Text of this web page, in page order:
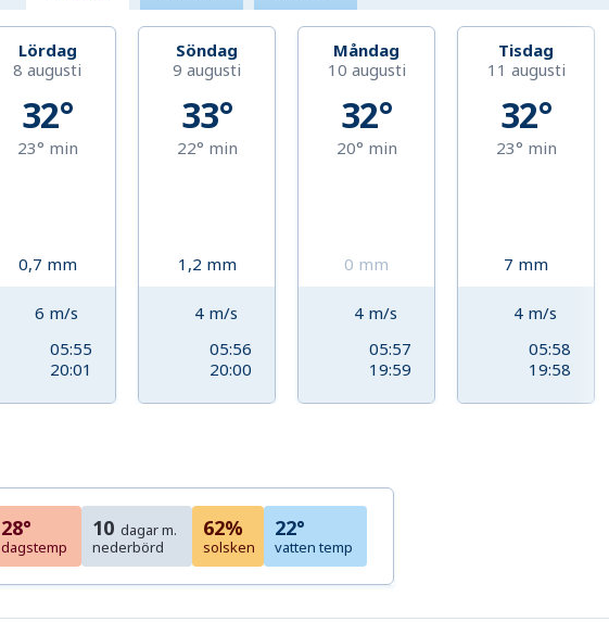
Lördag
8 augusti
32°
23° min
0,7 mm
6 m/s
05:55
20:01
Söndag
9 augusti
33°
22° min
1,2 mm
4 m/s
05:56
20:00
Måndag
10 augusti
32°
20° min
0 mm
4 m/s
05:57
19:59
Tisdag
11 augusti
32°
23° min
7 mm
4 m/s
05:58
19:58
28°
dagstemp
10 dagar m.
nederbörd
62%
solsken
22°
vatten temp